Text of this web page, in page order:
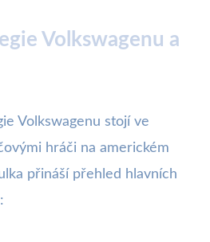
Volkswagenu a
Volkswagenu stojí ve
hráči na americkém
přináší přehled hlavních